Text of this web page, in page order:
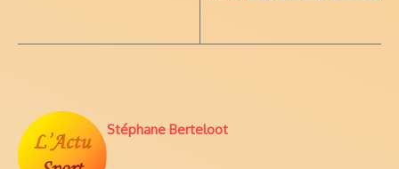
Stéphane Berteloot